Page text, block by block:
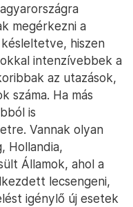
megérkezni a
hiszen
intenzívebbek a
az utazások,
száma. Ha más
is
Vannak olyan
Hollandia,
Államok, ahol a
lecsengeni,
igénylő új esetek